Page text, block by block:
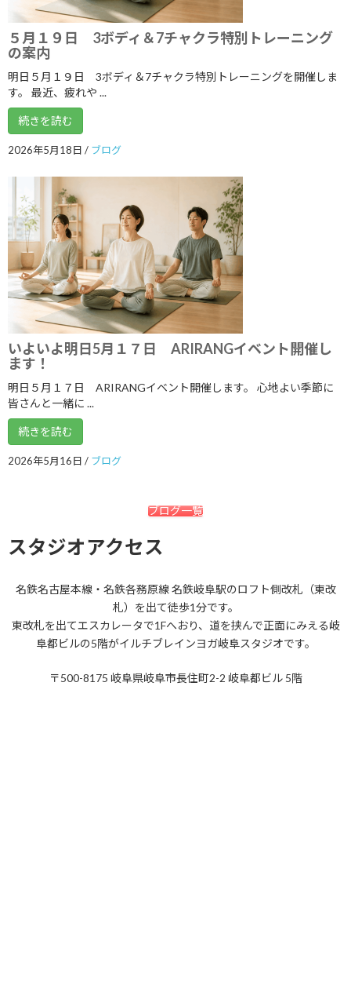
2022年5月
2022年4月
2022年3月
2022年2月
2022年1月
2021年12月
2021年11月
2021年10月
2021年9月
2021年8月
2021年7月
2021年6月
2021年5月
2021年4月
2021年3月
2021年2月
2021年1月
2020年10月
2020年7月
2020年5月
５月１９日 3ボディ＆7チャクラ特別トレーニング
の案内
明日５月１９日 3ボディ＆7チャクラ特別トレーニングを開催しま
す。 最近、疲れや ...
続きを読む
2026年5月18日 / ブログ
いよいよ明日5月１７日 ARIRANGイベント開催し
ます！
明日５月１７日 ARIRANGイベント開催します。 心地よい季節に
皆さんと一緒に ...
続きを読む
2026年5月16日 / ブログ
ブログ一覧
スタジオアクセス
名鉄名古屋本線・名鉄各務原線 名鉄岐阜駅のロフト側改札（東改
札）を出て徒歩1分です。
東改札を出てエスカレータで1Fへおり、道を挟んで正面にみえる岐
阜都ビルの5階がイルチブレインヨガ岐阜スタジオです。
〒500-8175 岐阜県岐阜市長住町2-2 岐阜都ビル 5階